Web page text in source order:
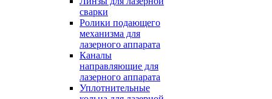
сварки
Ролики подающего
механизма для
лазерного аппарата
Каналы
направляющие для
лазерного аппарата
Уплотнительные